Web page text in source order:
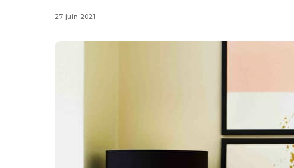
27 juin 2021